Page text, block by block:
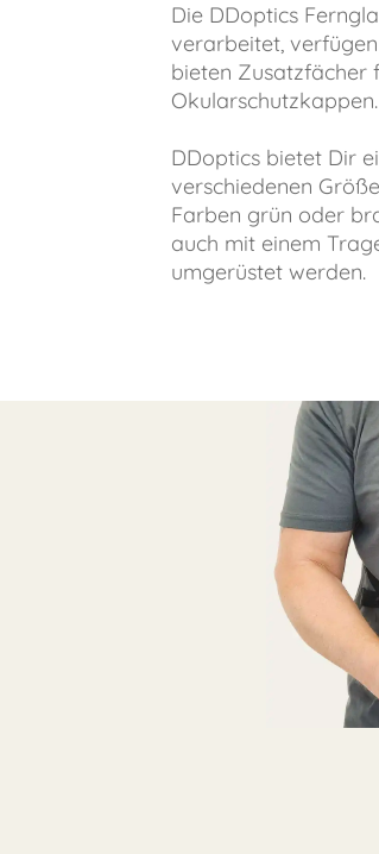
Die DDoptics
verarbeitet,
bieten Zusatzfächer
Okularschutzkappen.
DDoptics bietet Dir
verschiedenen
Farben grün oder
auch mit einem
umgerüstet werden.